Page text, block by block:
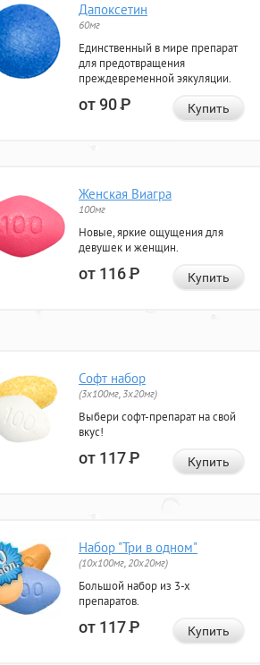
Дапоксетин
60мг
Единственный в мире препарат
для предотвращения
преждевременной эякуляции.
от 90Р Купить
Женская Виагра
100мг
Новые, яркие ощущения для
девушек и женщин.
от 116Р Купить
Софт набор
(3x100мг, 3x20мг)
Выбери софт-препарат на свой
вкус!
от 117Р Купить
Набор "Три в одном"
(10x100мг, 20x20мг)
Большой набор из 3-х
препаратов.
от 117Р Купить